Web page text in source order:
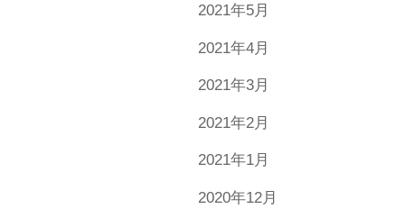
2021年5月
2021年4月
2021年3月
2021年2月
2021年1月
2020年12月